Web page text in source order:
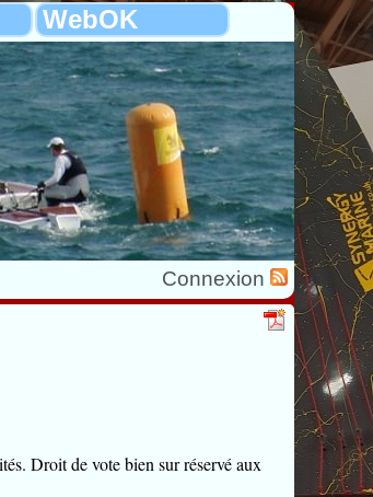
WebOK
Connexion
Droit de vote bien sur réservé aux